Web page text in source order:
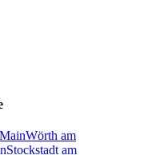
Wörth am
Stockstadt am